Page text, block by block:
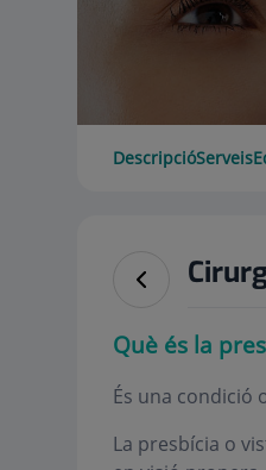
DescripcióServeis
Què és la
És una condició
La presbícia o